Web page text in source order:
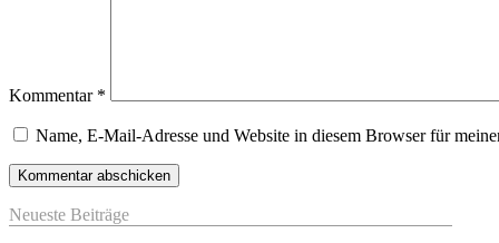
Kommentar *
Name, E-Mail-Adresse und Website in diesem Browser für
Neueste Beiträge